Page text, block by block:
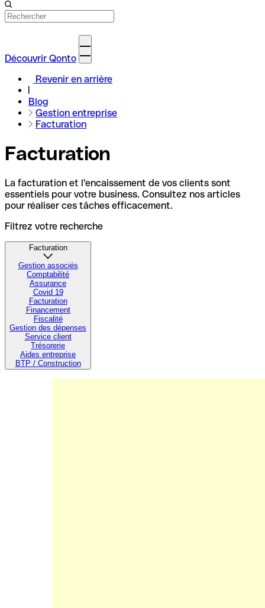
Découvrir Qonto
Revenir en arrière
Blog
Gestion entreprise
Facturation
Facturation
La facturation et l'encaissement de vos clients sont
essentiels pour votre business. Consultez nos articles
pour réaliser ces tâches efficacement.
Filtrez votre recherche
Facturation
Gestion associés
Comptabilité
Assurance
Covid 19
Facturation
Financement
Fiscalité
Gestion des dépenses
Service client
Trésorerie
Aides entreprise
BTP / Construction